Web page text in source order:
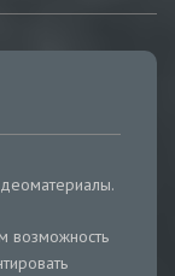
возможность